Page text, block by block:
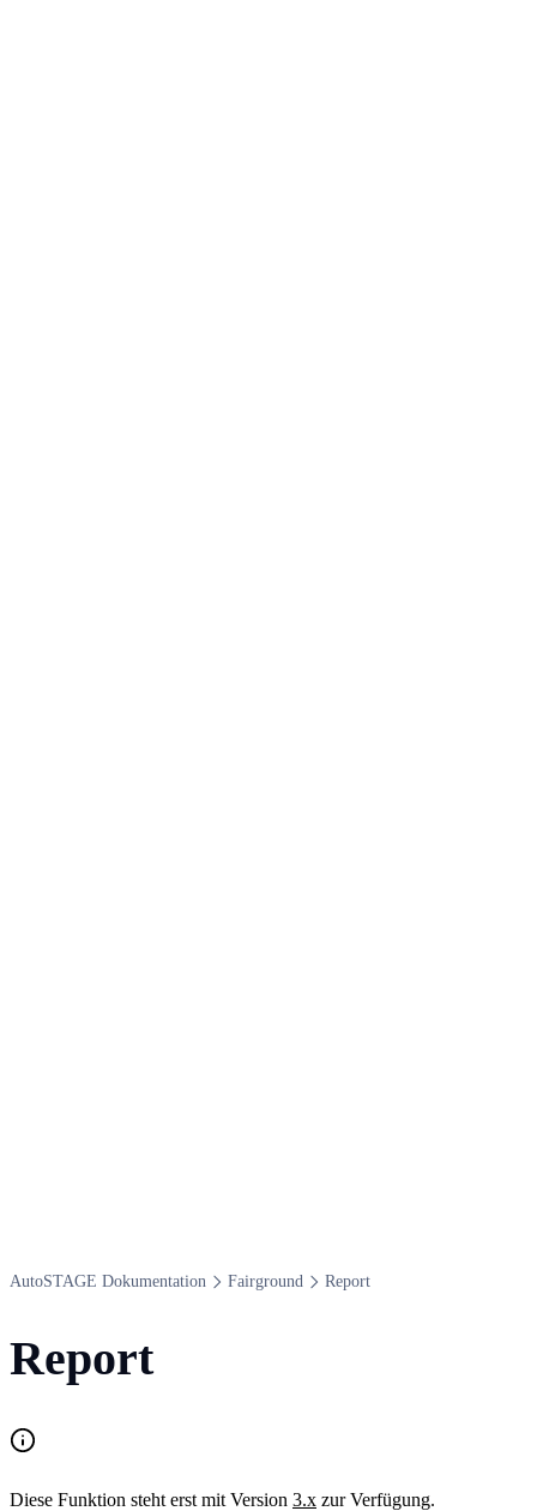
Auto​STAGE Dokumentation Fairground Report
Report
Diese Funktion steht erst mit Version 3.x zur Verfügung.